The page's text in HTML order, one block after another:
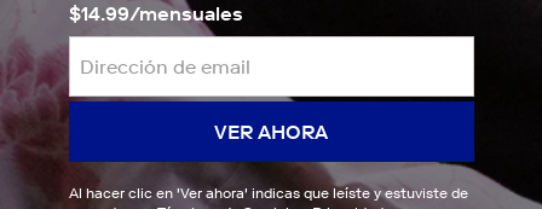
$14.99/mensuales
VER AHORA
Al hacer clic en 'Ver ahora' indicas que leíste y estuviste de